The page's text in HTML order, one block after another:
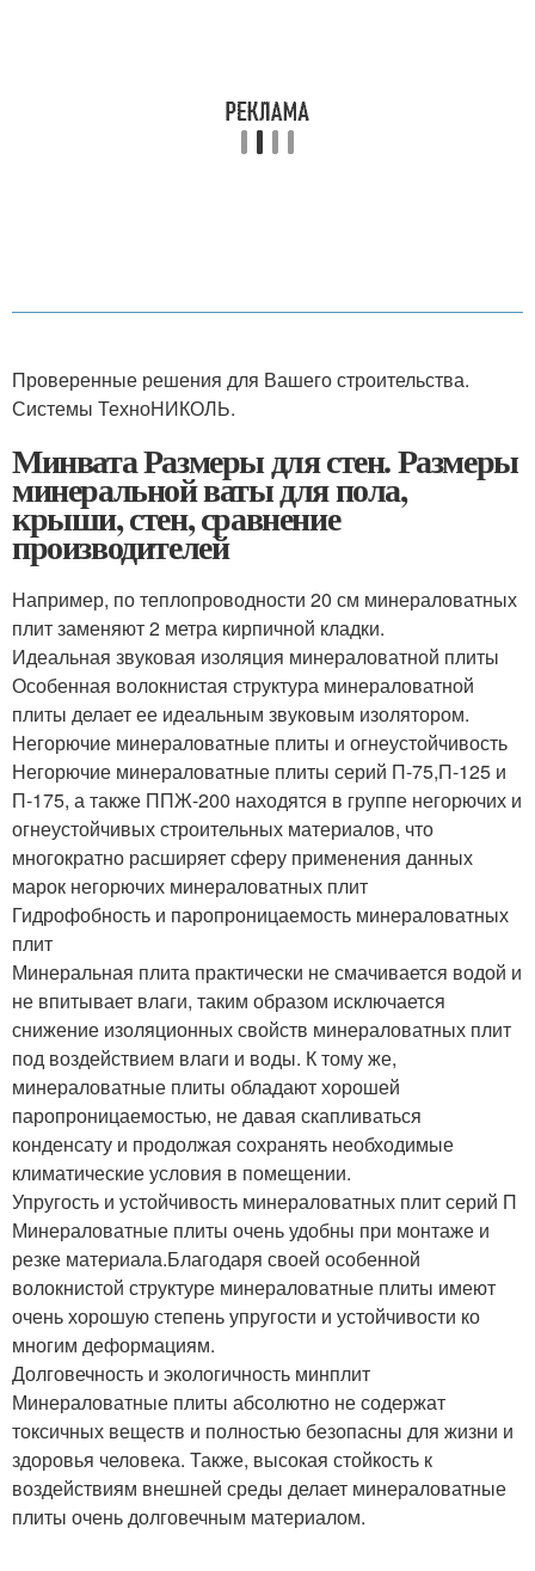
Проверенные решения для Вашего строительства.
Системы ТехноНИКОЛЬ.
Минвата Размеры для стен. Размеры
минеральной ваты для пола,
крыши, стен, сравнение
производителей
Например, по теплопроводности 20 см минераловатных
плит заменяют 2 метра кирпичной кладки.
Идеальная звуковая изоляция минераловатной плиты
Особенная волокнистая структура минераловатной
плиты делает ее идеальным звуковым изолятором.
Негорючие минераловатные плиты и огнеустойчивость
Негорючие минераловатные плиты серий П-75,П-125 и
П-175, а также ППЖ-200 находятся в группе негорючих и
огнеустойчивых строительных материалов, что
многократно расширяет сферу применения данных
марок негорючих минераловатных плит
Гидрофобность и паропроницаемость минераловатных
плит
Минеральная плита практически не смачивается водой и
не впитывает влаги, таким образом исключается
снижение изоляционных свойств минераловатных плит
под воздействием влаги и воды. К тому же,
минераловатные плиты обладают хорошей
паропроницаемостью, не давая скапливаться
конденсату и продолжая сохранять необходимые
климатические условия в помещении.
Упругость и устойчивость минераловатных плит серий П
Минераловатные плиты очень удобны при монтаже и
резке материала.Благодаря своей особенной
волокнистой структуре минераловатные плиты имеют
очень хорошую степень упругости и устойчивости ко
многим деформациям.
Долговечность и экологичность минплит
Минераловатные плиты абсолютно не содержат
токсичных веществ и полностью безопасны для жизни и
здоровья человека. Также, высокая стойкость к
воздействиям внешней среды делает минераловатные
плиты очень долговечным материалом.